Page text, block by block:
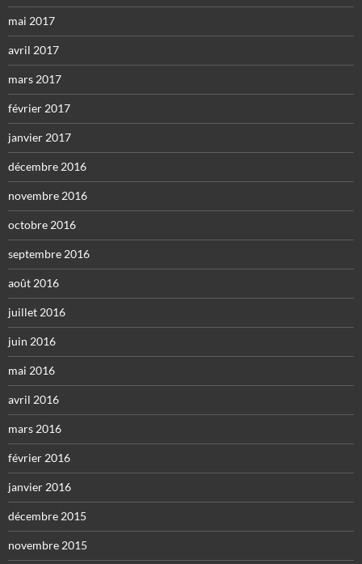
mai 2017
avril 2017
mars 2017
février 2017
janvier 2017
décembre 2016
novembre 2016
octobre 2016
septembre 2016
août 2016
juillet 2016
juin 2016
mai 2016
avril 2016
mars 2016
février 2016
janvier 2016
décembre 2015
novembre 2015